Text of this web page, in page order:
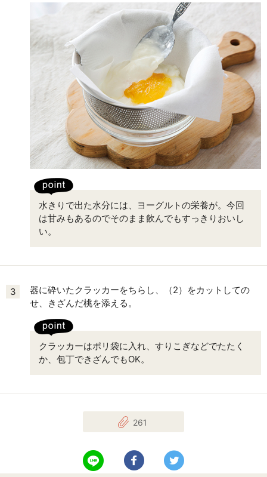
水きりで出た水分には、ヨーグルトの栄養が。今回
は甘みもあるのでそのまま飲んでもすっきりおいし
い。
3
器に砕いたクラッカーをちらし、（2）をカットしての
せ、きざんだ桃を添える。
クラッカーはポリ袋に入れ、すりこぎなどでたたく
か、包丁できざんでもOK。
261
LINEで送る Facebookでシェアする